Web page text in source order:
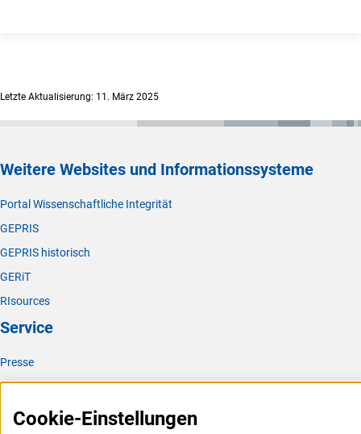
Letzte Aktualisierung: 11. März 2025
Weitere Websites und Informationssysteme
Portal Wissenschaftliche Integrität
GEPRIS
GEPRIS historisch
GERiT
RIsources
Service
Presse
FAQ
Karriere
Cookie-Einstellungen